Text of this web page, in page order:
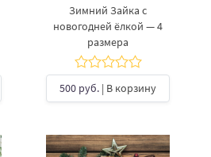
Зимний Зайка с
новогодней ёлкой — 4
размера
500 руб. | В корзину